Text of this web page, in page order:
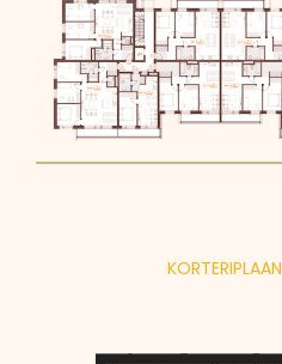
KORTERI­PLAAN